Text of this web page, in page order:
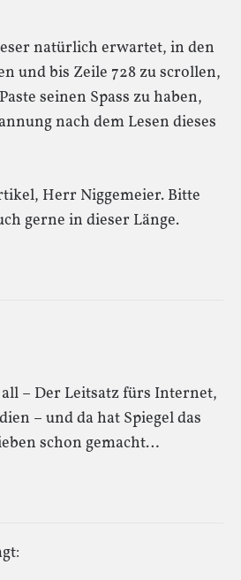
natürlich erwartet, in den
und bis Zeile 728 zu scrollen,
seinen Spass zu haben,
nach dem Lesen dieses
Herr Niggemeier. Bitte
gerne in dieser Länge.
– Der Leitsatz fürs Internet,
– und da hat Spiegel das
schon gemacht…